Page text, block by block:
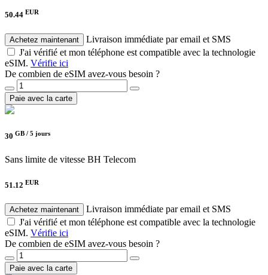
50.44 EUR
Achetez maintenant
Livraison immédiate par email et SMS
J'ai vérifié et mon téléphone est compatible avec la technologie
eSIM. Vérifie ici
De combien de eSIM avez-vous besoin ?
Paie avec la carte
30 GB / 5 jours
Sans limite de vitesse BH Telecom
51.12 EUR
Achetez maintenant
Livraison immédiate par email et SMS
J'ai vérifié et mon téléphone est compatible avec la technologie
eSIM. Vérifie ici
De combien de eSIM avez-vous besoin ?
Paie avec la carte